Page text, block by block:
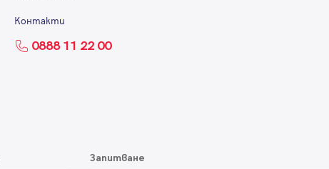
Контакти
0888 11 22 00
Запитване